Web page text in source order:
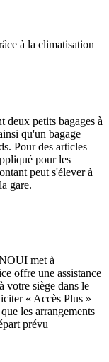
à la climatisation
deux petits bagages à
qu'un bagage
Pour des articles
pour les
peut s'élever à
gare.
met à
offre une assistance
votre siège dans le
« Accès Plus »
les arrangements
prévu